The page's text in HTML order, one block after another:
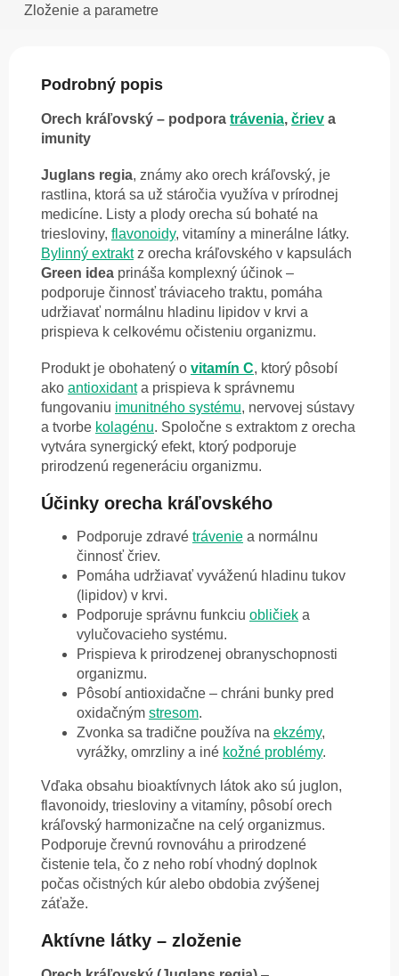
Zloženie a parametre
Podrobný popis
Orech kráľovský – podpora trávenia, čriev a
imunity
Juglans regia, známy ako orech kráľovský, je
rastlina, ktorá sa už stáročia využíva v prírodnej
medicíne. Listy a plody orecha sú bohaté na
triesloviny, flavonoidy, vitamíny a minerálne látky.
Bylinný extraktz orecha kráľovského v kapsulách
Green idea prináša komplexný účinok –
podporuje činnosť tráviaceho traktu, pomáha
udržiavať normálnu hladinu lipidov v krvi a
prispieva k celkovému očisteniu organizmu.
Produkt je obohatený o vitamín C, ktorý pôsobí
ako antioxidanta prispieva k správnemu
fungovaniu imunitného systému, nervovej sústavy
a tvorbe kolagénu. Spoločne s extraktom z orecha
vytvára synergický efekt, ktorý podporuje
prirodzenú regeneráciu organizmu.
Účinky orecha kráľovského
Podporuje zdravé trávenie a normálnu
činnosť čriev.
Pomáha udržiavať vyváženú hladinu tukov
(lipidov) v krvi.
Podporuje správnu funkciu obličiek a
vylučovacieho systému.
Prispieva k prirodzenej obranyschopnosti
organizmu.
Pôsobí antioxidačne – chráni bunky pred
oxidačným stresom.
Zvonka sa tradične používa na ekzémy,
vyrážky, omrzliny a iné kožné problémy.
Vďaka obsahu bioaktívnych látok ako sú juglon,
flavonoidy, triesloviny a vitamíny, pôsobí orech
kráľovský harmonizačne na celý organizmus.
Podporuje črevnú rovnováhu a prirodzené
čistenie tela, čo z neho robí vhodný doplnok
počas očistných kúr alebo obdobia zvýšenej
záťaže.
Aktívne látky – zloženie